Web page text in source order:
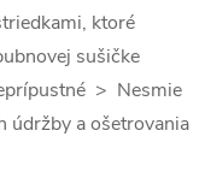
ktoré
sušičke
> Nesmie
a ošetrovania